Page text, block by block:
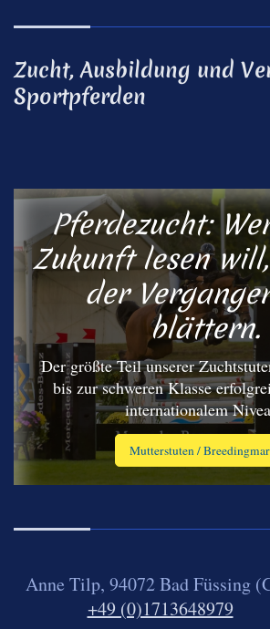
Zucht, Ausbildung und
Sportpferden
Pferdezucht:
Zukunft lesen
der
blättern.
Der größte Teil unserer
bis zur schweren Klasse
internationalem
Mutterstuten /
Anne Tilp, 94072 Bad Füssing
+49 (0)1713648979